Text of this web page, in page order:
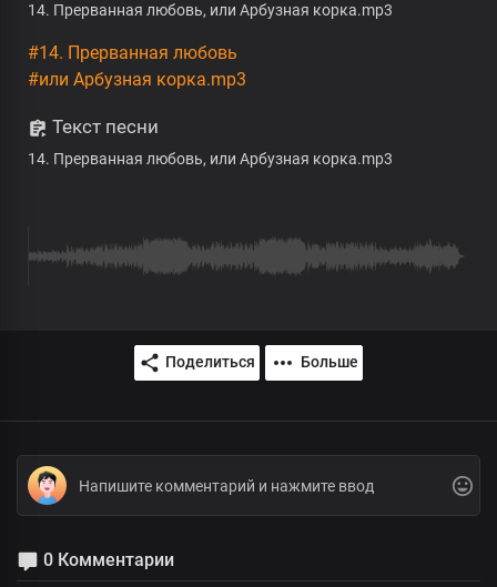
14. Прерванная любовь, или Арбузная корка.mp3
#14. Прерванная любовь
#или Арбузная корка.mp3
Текст песни
14. Прерванная любовь, или Арбузная корка.mp3
Поделиться Больше
0 Комментарии